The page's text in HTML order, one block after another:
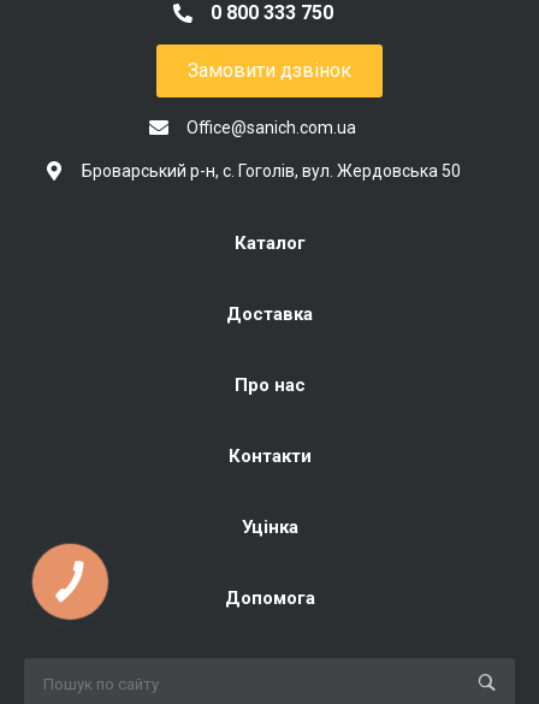
0 800 333 750
Замовити дзвінок
Office@sanich.com.ua
Броварський р-н, с. Гоголів, вул. Жердовська 50
Каталог
Доставка
Про нас
Контакти
Уцінка
Допомога